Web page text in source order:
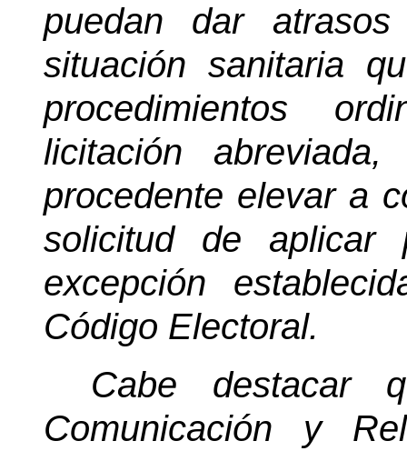
puedan dar
situación sanitaria
procedimientos
licitación
procedente elevar a
solicitud de aplicar
excepción
Código Electoral.
Cabe destacar
Comunicación y